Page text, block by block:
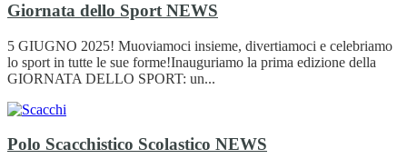
Giornata dello Sport NEWS
5 GIUGNO 2025! Muoviamoci insieme, divertiamoci e celebriamo
lo sport in tutte le sue forme!Inauguriamo la prima edizione della
GIORNATA DELLO SPORT: un...
Polo Scacchistico Scolastico NEWS